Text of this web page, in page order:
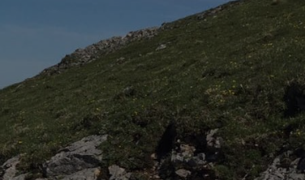
Juli
August
September
Oktober